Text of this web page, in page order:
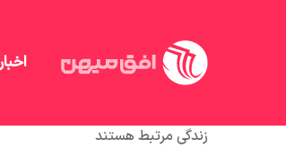
زندگی مرتبط هستند